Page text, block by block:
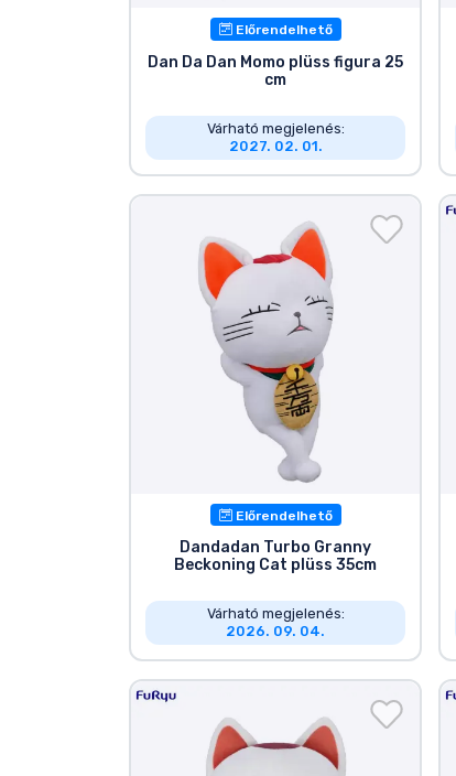
Előrendelhető
Dan Da Dan Momo plüss figura 25
cm
Várható megjelenés:
2027. 02. 01.
Előrendelhető
Dandadan Turbo Granny
Beckoning Cat plüss 35cm
Várható megjelenés:
2026. 09. 04.